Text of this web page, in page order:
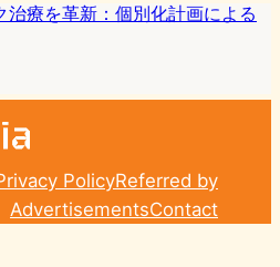
治療を革新：個別化計画による
PolicyReferred by
AdvertisementsContact